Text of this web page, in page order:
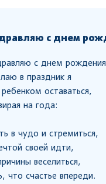
с днем
с днем рождения
в праздник я
оставаться,
на года:
в чудо и стремиться,
своей идти,
веселиться,
что счастье впереди.